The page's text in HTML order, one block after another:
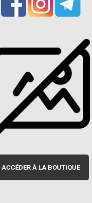
ACCÉDER À LA BOUTIQUE